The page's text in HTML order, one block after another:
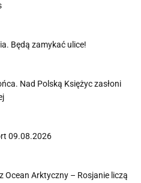
Będą zamykać ulice!
Nad Polską Księżyc zasłoni
09.08.2026
Ocean Arktyczny – Rosjanie liczą